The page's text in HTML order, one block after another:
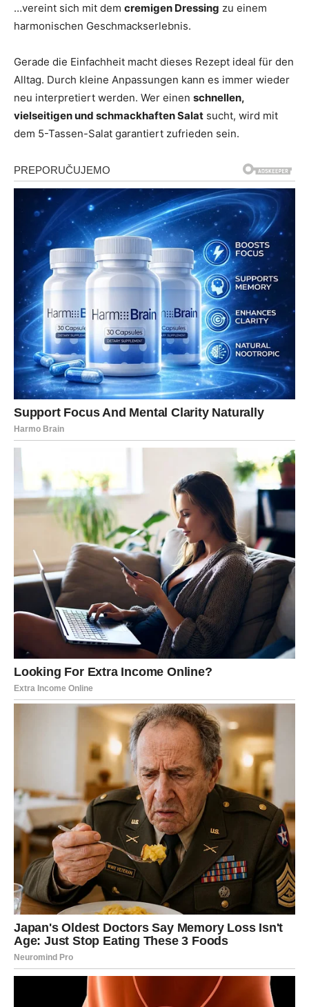
…vereint sich mit dem cremigen Dressing zu einem
harmonischen Geschmackserlebnis.
Gerade die Einfachheit macht dieses Rezept ideal für den
Alltag. Durch kleine Anpassungen kann es immer wieder
neu interpretiert werden. Wer einen schnellen,
vielseitigen und schmackhaften Salat sucht, wird mit
dem 5-Tassen-Salat garantiert zufrieden sein.